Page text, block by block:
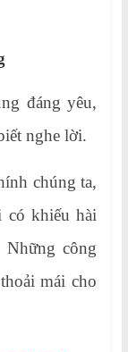
đáng yêu,
nghe lời.
chúng ta,
có khiếu hài
công
mái cho